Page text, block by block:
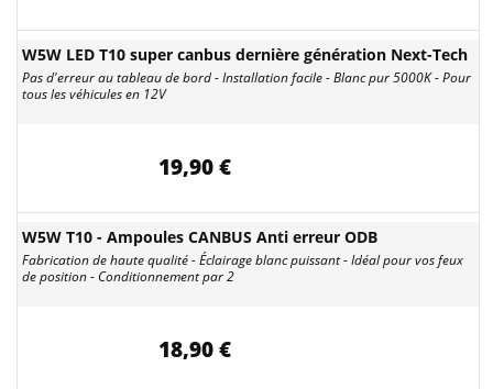
W5W LED T10 super canbus dernière génération Next-Tech
Pas d'erreur au tableau de bord - Installation facile - Blanc pur 5000K - Pour
tous les véhicules en 12V
19,90 €
W5W T10 - Ampoules CANBUS Anti erreur ODB
Fabrication de haute qualité - Éclairage blanc puissant - Idéal pour vos feux
de position - Conditionnement par 2
18,90 €